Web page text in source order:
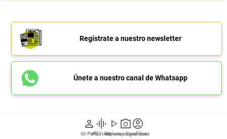
person
Mi Perfil
graphic_eq
Pódcast
play_arrow
Videos
photo_camera
Reportajes gráficos
account_circle
Suscríbete
Regístrate a nuestro newsletter
Únete a nuestro canal de Whatsapp